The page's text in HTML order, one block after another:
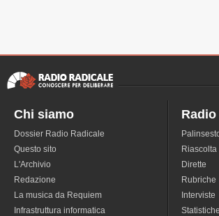
Chi siamo
Dossier Radio Radicale
Questo sito
L'Archivio
Redazione
La musica da Requiem
Infrastruttura informatica
Radio
Riascolta
Dirette
Rubriche
Interviste